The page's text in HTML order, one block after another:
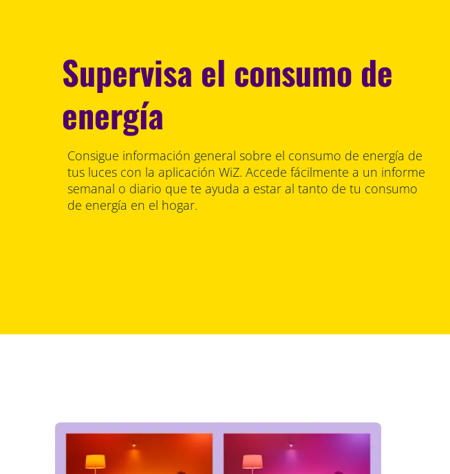
Supervisa el consumo de
energía
Consigue información general sobre el consumo de energía de
tus luces con la aplicación WiZ. Accede fácilmente a un informe
semanal o diario que te ayuda a estar al tanto de tu consumo
de energía en el hogar.